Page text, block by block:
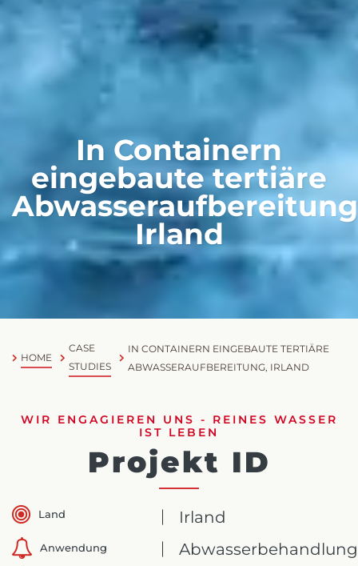
In Containern
eingebaute tertiäre
Irland
HOME
CASE
STUDIES
IN CONTAINERN EINGEBAUTE TERTIÄRE
ABWASSERAUFBEREITUNG, IRLAND
WIR ENGAGIEREN UNS - REINES WASSER
IST LEBEN
Projekt ID
Land Irland
Anwendung Abwasserbehandlung